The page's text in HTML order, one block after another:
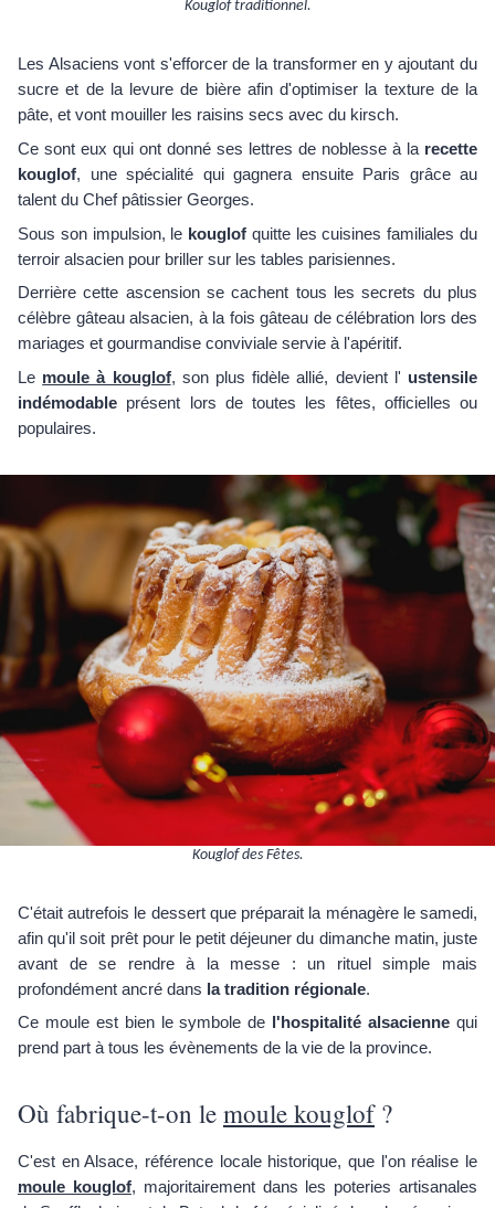
Kouglof traditionnel.
Les Alsaciens vont s'efforcer de la transformer en y ajoutant du
sucre et de la levure de bière afin d'optimiser la texture de la
pâte, et vont mouiller les raisins secs avec du kirsch.
Ce sont eux qui ont donné ses lettres de noblesse à la recette
kouglof, une spécialité qui gagnera ensuite Paris grâce au
talent du Chef pâtissier Georges.
Sous son impulsion, le kouglof quitte les cuisines familiales du
terroir alsacien pour briller sur les tables parisiennes.
Derrière cette ascension se cachent tous les secrets du plus
célèbre gâteau alsacien, à la fois gâteau de célébration lors des
mariages et gourmandise conviviale servie à l'apéritif.
Le moule à kouglof, son plus fidèle allié, devient l' ustensile
indémodable présent lors de toutes les fêtes, officielles ou
populaires.
Kouglof des Fêtes.
C'était autrefois le dessert que préparait la ménagère le samedi,
afin qu'il soit prêt pour le petit déjeuner du dimanche matin, juste
avant de se rendre à la messe : un rituel simple mais
profondément ancré dans la tradition régionale.
Ce moule est bien le symbole de l'hospitalité alsacienne qui
prend part à tous les évènements de la vie de la province.
Où fabrique-t-on le moule kouglof?
C'est en Alsace, référence locale historique, que l'on réalise le
moule kouglof, majoritairement dans les poteries artisanales